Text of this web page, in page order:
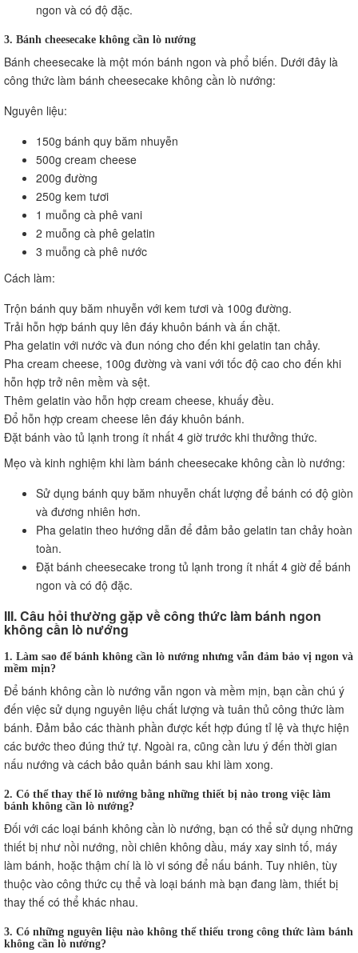
ngon và có độ đặc.
3. Bánh cheesecake không cần lò nướng
Bánh cheesecake là một món bánh ngon và phổ biến. Dưới đây là
công thức làm bánh cheesecake không cần lò nướng:
Nguyên liệu:
150g bánh quy băm nhuyễn
500g cream cheese
200g đường
250g kem tươi
1 muỗng cà phê vani
2 muỗng cà phê gelatin
3 muỗng cà phê nước
Cách làm:
Trộn bánh quy băm nhuyễn với kem tươi và 100g đường.
Trải hỗn hợp bánh quy lên đáy khuôn bánh và ấn chặt.
Pha gelatin với nước và đun nóng cho đến khi gelatin tan chảy.
Pha cream cheese, 100g đường và vani với tốc độ cao cho đến khi
hỗn hợp trở nên mềm và sệt.
Thêm gelatin vào hỗn hợp cream cheese, khuấy đều.
Đổ hỗn hợp cream cheese lên đáy khuôn bánh.
Đặt bánh vào tủ lạnh trong ít nhất 4 giờ trước khi thưởng thức.
Mẹo và kinh nghiệm khi làm bánh cheesecake không cần lò nướng:
Sử dụng bánh quy băm nhuyễn chất lượng để bánh có độ giòn
và đương nhiên hơn.
Pha gelatin theo hướng dẫn để đảm bảo gelatin tan chảy hoàn
toàn.
Đặt bánh cheesecake trong tủ lạnh trong ít nhất 4 giờ để bánh
ngon và có độ đặc.
III. Câu hỏi thường gặp về công thức làm bánh ngon
không cần lò nướng
1. Làm sao để bánh không cần lò nướng nhưng vẫn đảm bảo vị ngon và
mềm mịn?
Để bánh không cần lò nướng vẫn ngon và mềm mịn, bạn cần chú ý
đến việc sử dụng nguyên liệu chất lượng và tuân thủ công thức làm
bánh. Đảm bảo các thành phần được kết hợp đúng tỉ lệ và thực hiện
các bước theo đúng thứ tự. Ngoài ra, cũng cần lưu ý đến thời gian
nấu nướng và cách bảo quản bánh sau khi làm xong.
2. Có thể thay thế lò nướng bằng những thiết bị nào trong việc làm
bánh không cần lò nướng?
Đối với các loại bánh không cần lò nướng, bạn có thể sử dụng những
thiết bị như nồi nướng, nồi chiên không dầu, máy xay sinh tố, máy
làm bánh, hoặc thậm chí là lò vi sóng để nấu bánh. Tuy nhiên, tùy
thuộc vào công thức cụ thể và loại bánh mà bạn đang làm, thiết bị
thay thế có thể khác nhau.
3. Có những nguyên liệu nào không thể thiếu trong công thức làm bánh
không cần lò nướng?